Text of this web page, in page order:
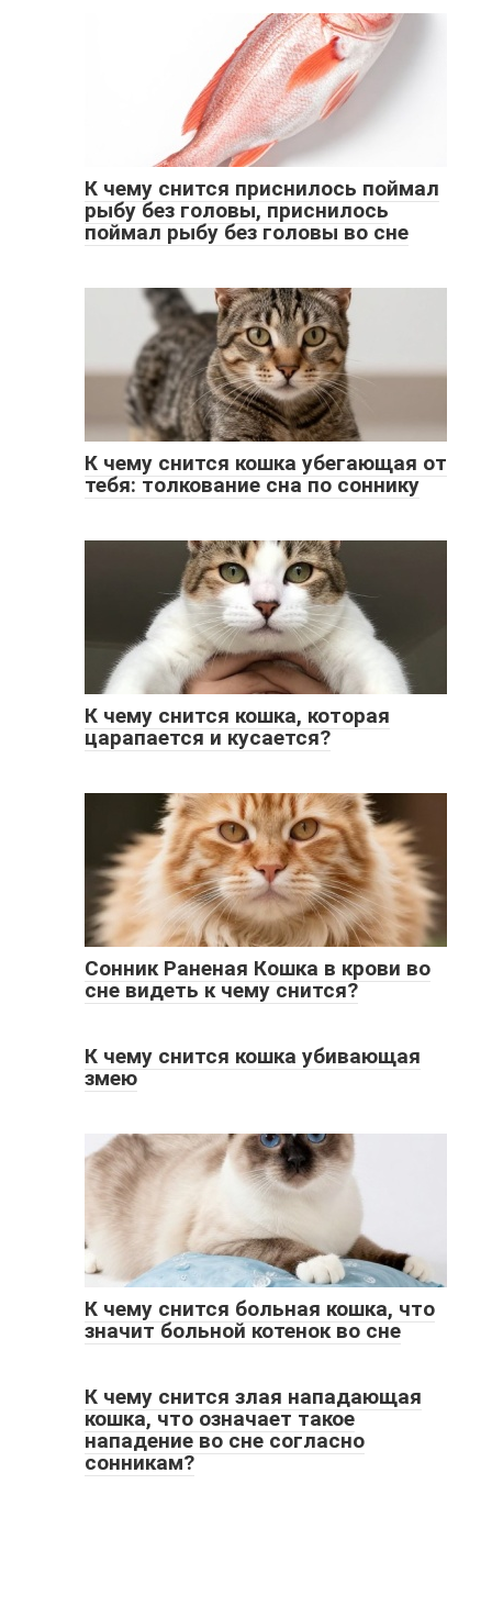
К чему снится приснилось поймал
рыбу без головы, приснилось
поймал рыбу без головы во сне
К чему снится кошка убегающая от
тебя: толкование сна по соннику
К чему снится кошка, которая
царапается и кусается?
Сонник Раненая Кошка в крови во
сне видеть к чему снится?
К чему снится кошка убивающая
змею
К чему снится больная кошка, что
значит больной котенок во сне
К чему снится злая нападающая
кошка, что означает такое
нападение во сне согласно
сонникам?